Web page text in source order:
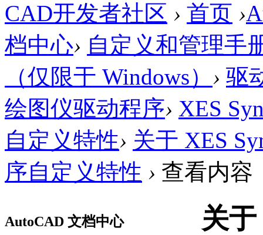
CAD开发者社区 › 首页 ›
档中心› 自定义和管理手
（仅限于 Windows） › 驱
绘图仪驱动程序› XES
自定义特性› 关于 XES
序自定义特性 › 查看内容
AutoCAD 文档中心
关